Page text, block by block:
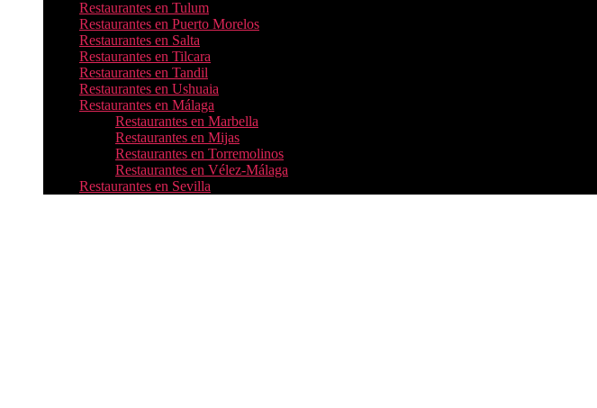
Restaurantes en Tulum
Restaurantes en Puerto Morelos
Restaurantes en Salta
Restaurantes en Tilcara
Restaurantes en Tandil
Restaurantes en Ushuaia
Restaurantes en Málaga
Restaurantes en Marbella
Restaurantes en Mijas
Restaurantes en Torremolinos
Restaurantes en Vélez-Málaga
Restaurantes en Sevilla